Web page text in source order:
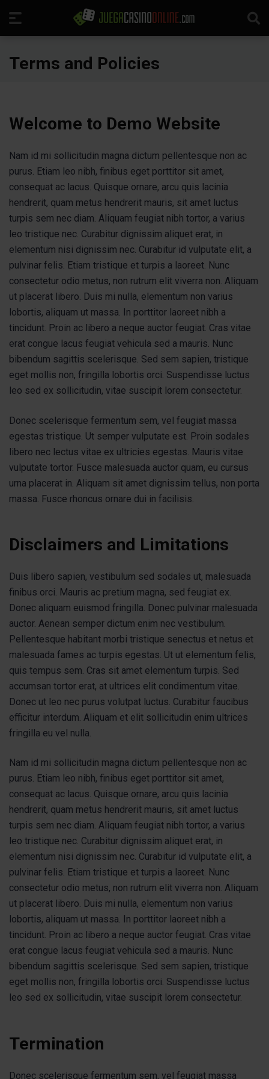
Terms and Policies
Welcome to Demo Website
Nam id mi sollicitudin magna dictum pellentesque non ac
purus. Etiam leo nibh, finibus eget porttitor sit amet,
consequat ac lacus. Quisque ornare, arcu quis lacinia
hendrerit, quam metus hendrerit mauris, sit amet luctus
turpis sem nec diam. Aliquam feugiat nibh tortor, a varius
leo tristique nec. Curabitur dignissim aliquet erat, in
elementum nisi dignissim nec. Curabitur id vulputate elit, a
pulvinar felis. Etiam tristique et turpis a laoreet. Nunc
consectetur odio metus, non rutrum elit viverra non. Aliquam
ut placerat libero. Duis mi nulla, elementum non varius
lobortis, aliquam ut massa. In porttitor laoreet nibh a
tincidunt. Proin ac libero a neque auctor feugiat. Cras vitae
erat congue lacus feugiat vehicula sed a mauris. Nunc
bibendum sagittis scelerisque. Sed sem sapien, tristique
eget mollis non, fringilla lobortis orci. Suspendisse luctus
leo sed ex sollicitudin, vitae suscipit lorem consectetur.
Donec scelerisque fermentum sem, vel feugiat massa
egestas tristique. Ut semper vulputate est. Proin sodales
libero nec lectus vitae ex ultricies egestas. Mauris vitae
vulputate tortor. Fusce malesuada auctor quam, eu cursus
urna placerat in. Aliquam sit amet dignissim tellus, non porta
massa. Fusce rhoncus ornare dui in facilisis.
Disclaimers and Limitations
Duis libero sapien, vestibulum sed sodales ut, malesuada
finibus orci. Mauris ac pretium magna, sed feugiat ex.
Donec aliquam euismod fringilla. Donec pulvinar malesuada
auctor. Aenean semper dictum enim nec vestibulum.
Pellentesque habitant morbi tristique senectus et netus et
malesuada fames ac turpis egestas. Ut ut elementum felis,
quis tempus sem. Cras sit amet elementum turpis. Sed
accumsan tortor erat, at ultrices elit condimentum vitae.
Donec ut leo nec purus volutpat luctus. Curabitur faucibus
efficitur interdum. Aliquam et elit sollicitudin enim ultrices
fringilla eu vel nulla.
Nam id mi sollicitudin magna dictum pellentesque non ac
purus. Etiam leo nibh, finibus eget porttitor sit amet,
consequat ac lacus. Quisque ornare, arcu quis lacinia
hendrerit, quam metus hendrerit mauris, sit amet luctus
turpis sem nec diam. Aliquam feugiat nibh tortor, a varius
leo tristique nec. Curabitur dignissim aliquet erat, in
elementum nisi dignissim nec. Curabitur id vulputate elit, a
pulvinar felis. Etiam tristique et turpis a laoreet. Nunc
consectetur odio metus, non rutrum elit viverra non. Aliquam
ut placerat libero. Duis mi nulla, elementum non varius
lobortis, aliquam ut massa. In porttitor laoreet nibh a
tincidunt. Proin ac libero a neque auctor feugiat. Cras vitae
erat congue lacus feugiat vehicula sed a mauris. Nunc
bibendum sagittis scelerisque. Sed sem sapien, tristique
eget mollis non, fringilla lobortis orci. Suspendisse luctus
leo sed ex sollicitudin, vitae suscipit lorem consectetur.
Termination
Donec scelerisque fermentum sem, vel feugiat massa